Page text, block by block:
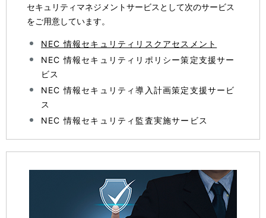
セキュリティマネジメントサービスとして次のサービス
をご用意しています。
NEC 情報セキュリティリスクアセスメント
NEC 情報セキュリティリポリシー策定支援サー
ビス
NEC 情報セキュリティ導入計画策定支援サービ
ス
NEC 情報セキュリティ監査実施サービス